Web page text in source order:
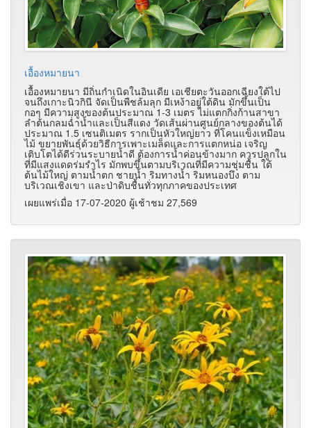
เอื้องหมายนา
เอื้องหมายนา มีถิ่นกำเนิดในอินเดีย เอเชียตะวันออกเฉียงใต้ไป
จนถึงเกาะนิวกินี จัดเป็นพืชล้มลุก มีเหง้าอยู่ใต้ดิน มักขึ้นเป็น
กอๆ มีความสูงของต้นประมาณ 1-3 เมตร ไม่แตกกิ่งก้านสาขา
ลำต้นกลมฉ่ำน้ำและเป็นสีแดง วัดเส้นผ่านศูนย์กลางของต้นได้
ประมาณ 1.5 เซนติเมตร รากเป็นหัวใหญ่ยาว ที่โคนแข็งเหมือน
ไม้ ขยายพันธุ์ด้วยวิธีการเพาะเมล็ดและการแตกหน่อ เจริญ
เติบโตได้ดีร่วนระบายน้ำดี ต้องการน้ำค่อนข้างมาก ควรปลูกใน
ที่มีแสงแดดร่มรำไร มักพบขึ้นตามบริเวณที่มีความชุ่มชื้น ใต้
ต้นไม้ใหญ่ ตามน้ำตก ชายน้ำ ริมทางน้ำ ริมหนองบึง ตาม
บริเวณเชิงเขา และป่าดิบชื้นทั่วทุกภาคของประเทศ
เผยแพร่เมื่อ 17-07-2020 ผู้เช้าชม 27,569